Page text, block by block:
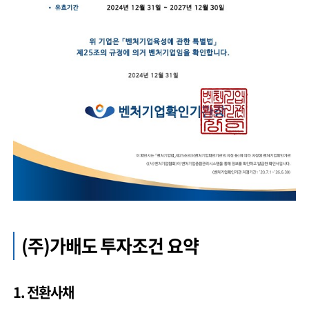
(주)가배도 투자조건 요약
1. 전환사채